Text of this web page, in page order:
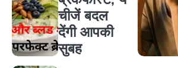
चीजें बदल
देंगी आपकी
सुबह